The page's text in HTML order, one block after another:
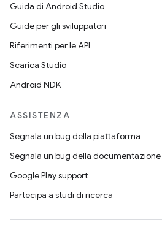
Guida di Android Studio
Guide per gli sviluppatori
Riferimenti per le API
Scarica Studio
Android NDK
ASSISTENZA
Segnala un bug della piattaforma
Segnala un bug della documentazione
Google Play support
Partecipa a studi di ricerca